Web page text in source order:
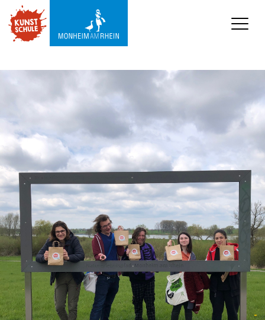
Ermäßigungen
Kooperationen
Was wir sonst so machen
Städtepartnerschaft
Ataşehir
Mediathek
VERANSTALTUNGEN
KUNSTWERKSTATT TURMSTRASSE